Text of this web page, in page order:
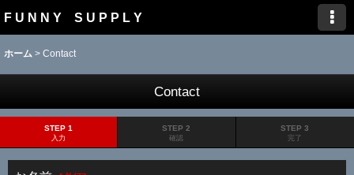
F U N N Y S U P P L Y
ホーム > Contact
Contact
STEP 1
入力
STEP 2
確認
STEP 3
完了